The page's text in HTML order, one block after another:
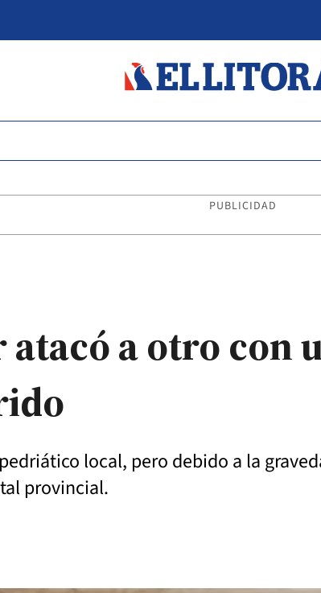
PUBLICIDAD
atacó a otro con
local, pero debido a la
provincial.